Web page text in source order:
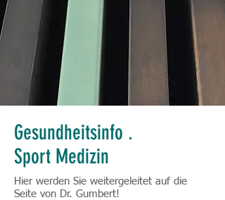
Gesundheitsinfo .
Sport Medizin
Hier werden Sie weitergeleitet auf die
Seite von Dr. Gumbert!